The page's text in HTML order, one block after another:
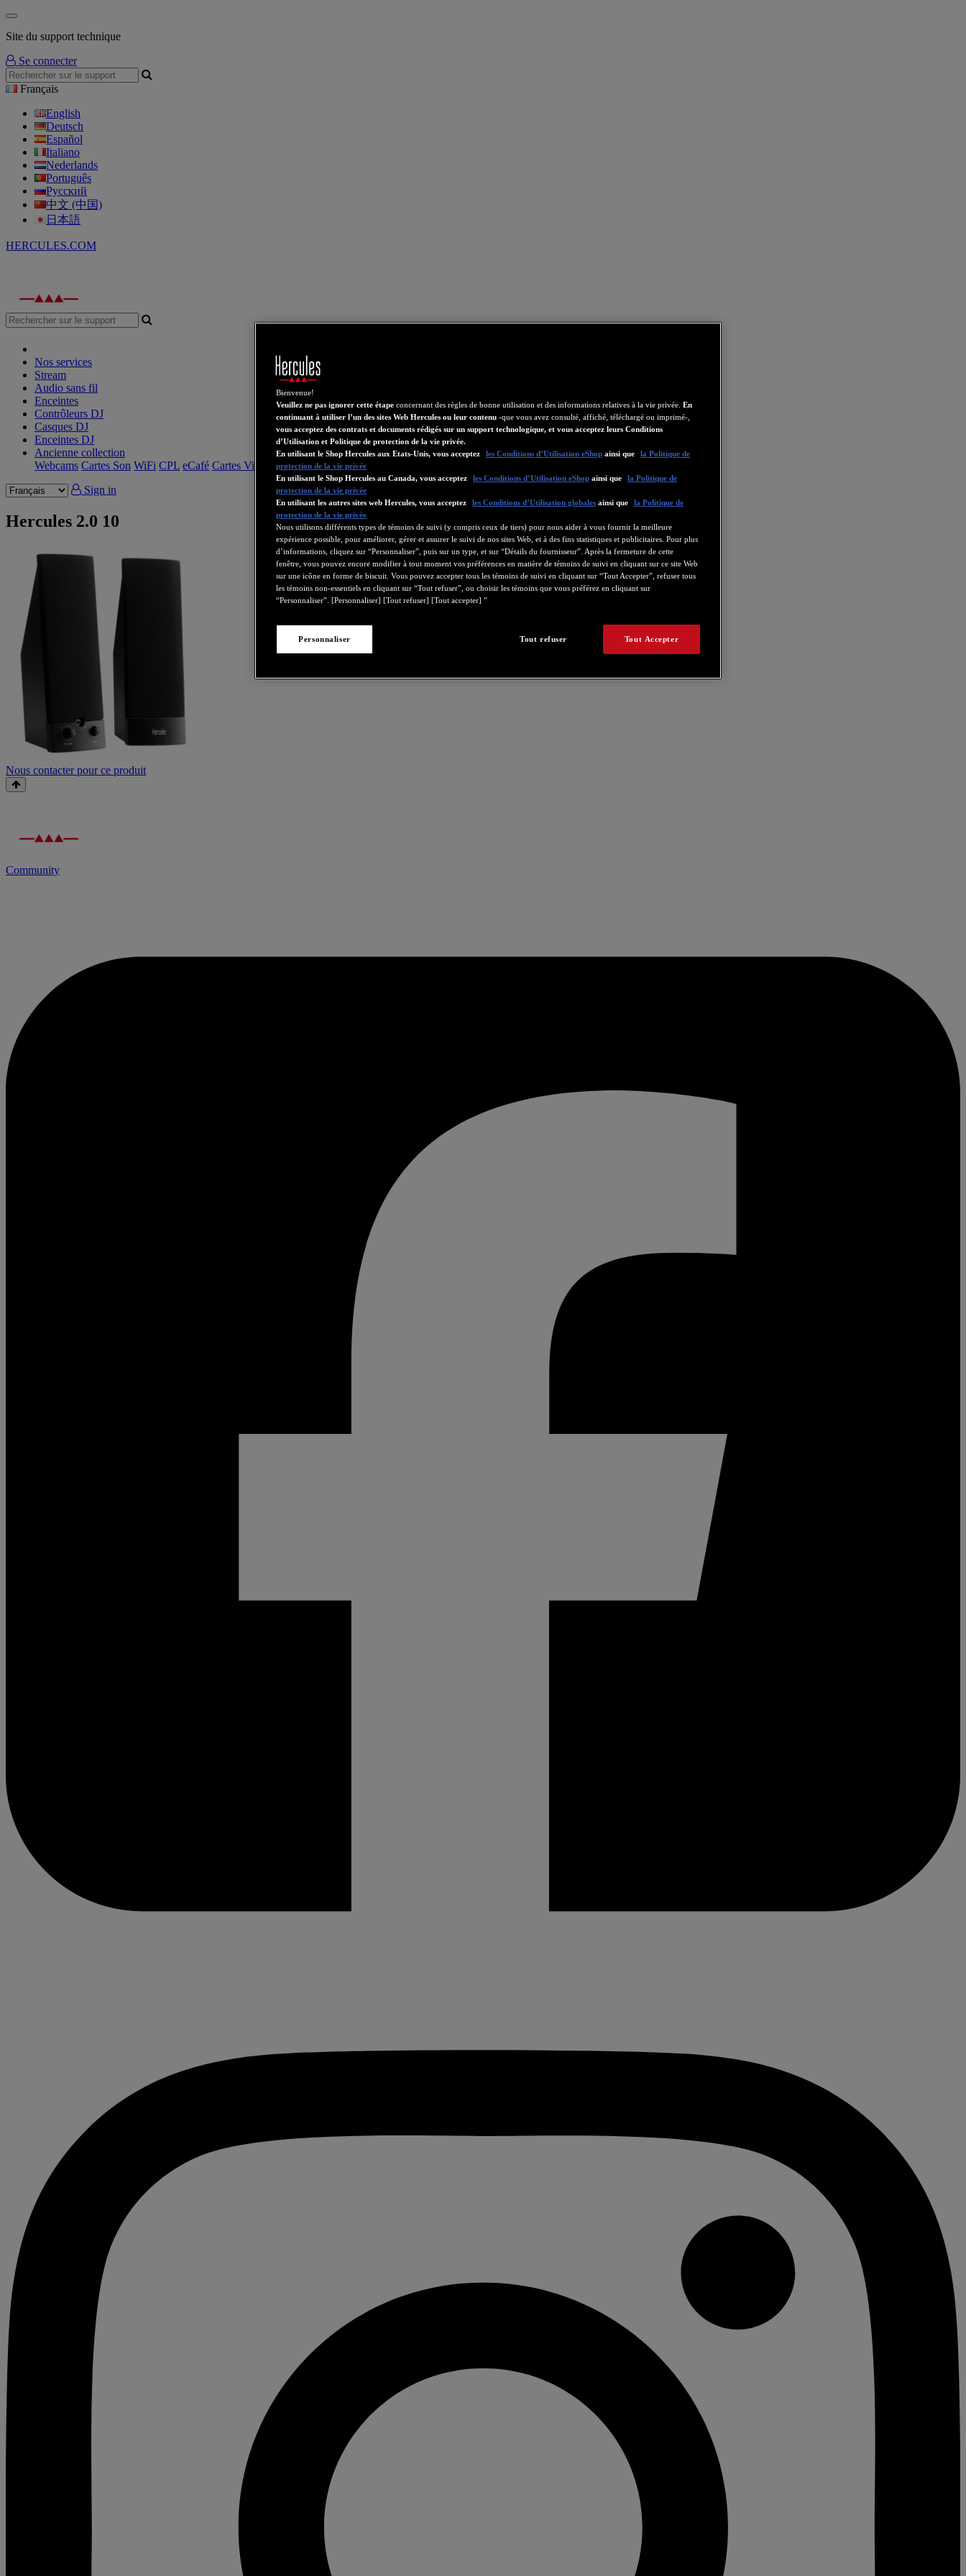
Site du support technique
Se connecter
Français
English
Deutsch
Español
Italiano
Nederlands
Português
Русский
中文 (中国)
日本語
HERCULES.COM
Nos services
Stream
Audio sans fil
Enceintes
Contrôleurs DJ
Casques DJ
Enceintes DJ
Ancienne collection
Webcams Cartes Son WiFi CPL eCafé Cartes Video
Sign in
Hercules 2.0 10
Nous contacter pour ce produit
Community
Bienvenue!
Veuillez ne pas ignorer cette étape concernant des règles de bonne utilisation et des informations relatives à la vie privée. En
continuant à utiliser l’un des sites Web Hercules ou leur contenu -que vous avez consulté, affiché, téléchargé ou imprimé-,
vous acceptez des contrats et documents rédigés sur un support technologique, et vous acceptez leurs Conditions
d’Utilisation et Politique de protection de la vie privée.
En utilisant le Shop Hercules aux Etats-Unis, vous acceptez
les Conditions d’Utilisation eShop ainsi que
la Politique de
protection de la vie privée
En utilisant le Shop Hercules au Canada, vous acceptez
les Conditions d’Utilisation eShop ainsi que
la Politique de
protection de la vie privée
En utilisant les autres sites web Hercules, vous acceptez
les Conditions d’Utilisation globales ainsi que
la Politique de
protection de la vie privée
Nous utilisons différents types de témoins de suivi (y compris ceux de tiers) pour nous aider à vous fournir la meilleure
expérience possible, pour améliorer, gérer et assurer le suivi de nos sites Web, et à des fins statistiques et publicitaires. Pour plus
d’informations, cliquez sur “Personnaliser”, puis sur un type, et sur “Détails du fournisseur”. Après la fermeture de cette
fenêtre, vous pouvez encore modifier à tout moment vos préférences en matière de témoins de suivi en cliquant sur ce site Web
sur une icône en forme de biscuit. Vous pouvez accepter tous les témoins de suivi en cliquant sur “Tout Accepter”, refuser tous
les témoins non-essentiels en cliquant sur “Tout refuser”, ou choisir les témoins que vous préférez en cliquant sur
“Personnaliser”. [Personnaliser] [Tout refuser] [Tout accepter] ”
Tout refuser Tout Accepter
Personnaliser